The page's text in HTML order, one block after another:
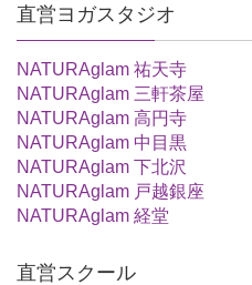
直営ヨガスタジオ
NATURAglam 祐天寺
NATURAglam 三軒茶屋
NATURAglam 高円寺
NATURAglam 中目黒
NATURAglam 下北沢
NATURAglam 戸越銀座
NATURAglam 経堂
直営スクール